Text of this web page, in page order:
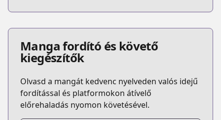
Manga fordító és követő
kiegészítők
Olvasd a mangát kedvenc nyelveden valós idejű
fordítással és platformokon átívelő
előrehaladás nyomon követésével.